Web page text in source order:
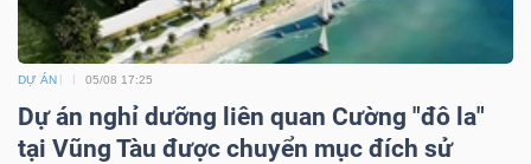
DỰ ÁN 05/08 17:25
Dự án nghỉ dưỡng liên quan Cường "đô la"
tại Vũng Tàu được chuyển mục đích sử